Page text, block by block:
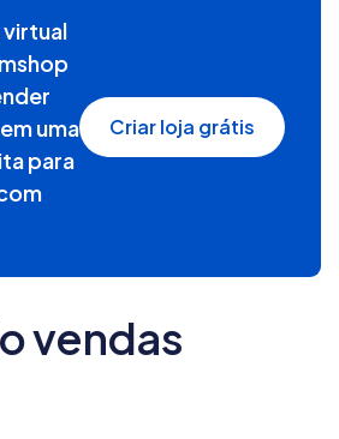
virtual
uma
para
Criar loja grátis
vendas